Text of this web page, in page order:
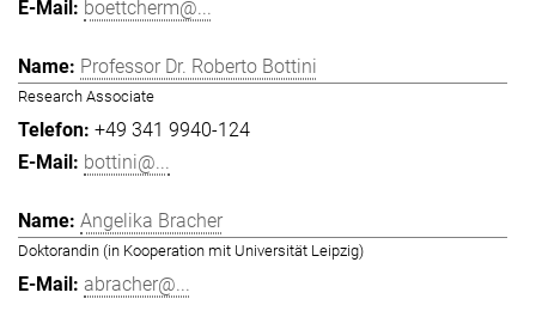
boettcherm@...
Professor Dr. Roberto Bottini
Research Associate
+49 341 9940-124
bottini@...
Angelika Bracher
Doktorandin (in Kooperation mit Universität Leipzig)
abracher@...